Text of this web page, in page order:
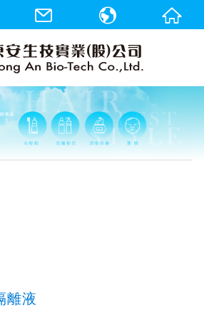
離液
繁體中文
English